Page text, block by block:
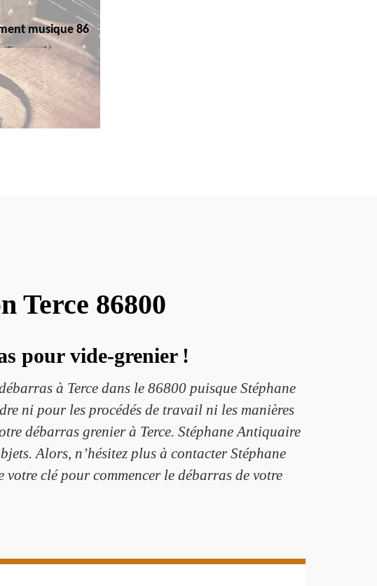
musique 86
Terce 86800
pour vide-grenier !
à Terce dans le 86800 puisque Stéphane
ni pour les procédés de travail ni les manières
débarras grenier à Terce. Stéphane Antiquaire
Alors, n’hésitez plus à contacter Stéphane
clé pour commencer le débarras de votre